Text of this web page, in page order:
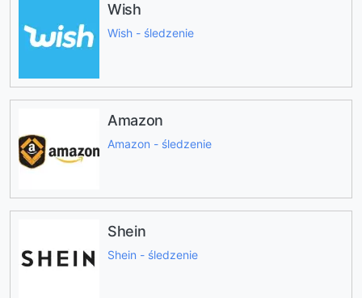
Wish
Wish - śledzenie
Amazon
Amazon - śledzenie
Shein
Shein - śledzenie